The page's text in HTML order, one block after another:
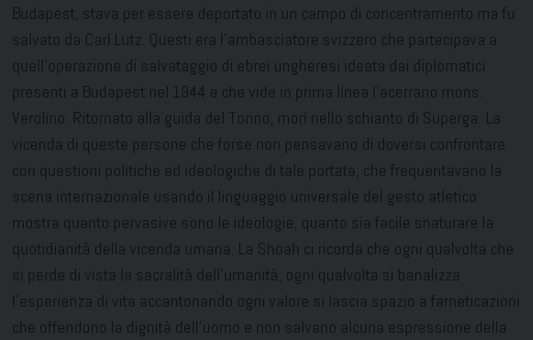
Budapest, stava per essere deportato in un campo di concentramento ma fu
salvato da Carl Lutz. Questi era l’ambasciatore svizzero che partecipava a
quell’operazione di salvataggio di ebrei ungheresi ideata dai diplomatici
presenti a Budapest nel 1944 e che vide in prima linea l’acerrano mons.
Verolino. Ritornato alla guida del Torino, morì nello schianto di Superga. La
vicenda di queste persone che forse non pensavano di doversi confrontare
con questioni politiche ed ideologiche di tale portata, che frequentavano la
scena internazionale usando il linguaggio universale del gesto atletico
mostra quanto pervasive sono le ideologie, quanto sia facile snaturare la
quotidianità della vicenda umana. La Shoah ci ricorda che ogni qualvolta che
si perde di vista la sacralità dell’umanità, ogni qualvolta si banalizza
l’esperienza di vita accantonando ogni valore si lascia spazio a farneticazioni
che offendono la dignità dell’uomo e non salvano alcuna espressione della